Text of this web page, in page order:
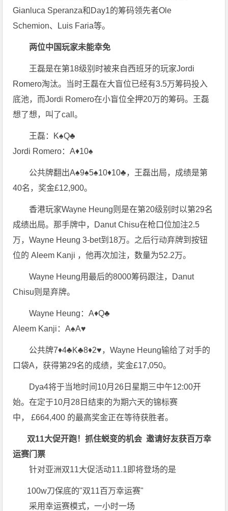
Gianluca Speranza和Day1的筹码领先者Ole
Schemion、Luis Faria等。
两位中国玩家未能幸免
王磊是在第18级别时被来自西班牙的玩家Jordi
Romero淘汰。当时王磊在大盲位已经有3.5万筹码投入
底池，而Jordi Romero在小盲位全押20万的筹码。王磊
想了想，叫了call。
王磊：K♠Q♣
Jordi Romero：A♦10♠
公共牌翻出A♠9♠5♠10♦10♣，王磊出局，成绩是第
40名，奖金£12,900。
香港玩家Wayne Heung则是在第20级别时以第29名
成绩出局。那手牌中，Danut Chisu在枪口位加注2.5
万，Wayne Heung 3-bet到18万。之后行动弃牌到按钮
位的 Aleem Kanji ，他再次加注，数量为52.2万。
Wayne Heung用最后的8000筹码跟注，Danut
Chisu则是弃牌。
Wayne Heung：A♦Q♣
Aleem Kanji：A♠A♥
公共牌7♦4♣K♣8♦2♥，Wayne Heung输给了对手的
口袋A，获得第29名的成绩，奖金£17,050。
Dya4将于当地时间10月26日星期三中午12:00开
始。在定于10月28日结束的为期六天的锦标赛
中， £664,400 的最高奖金正在等待获胜者。
双11大促开跑！抓住蜕变的机会 邀请好友获百万幸
运赛门票
针对亚洲双11大促活动11.1即将登场的是
100w刀保底的"双11百万幸运赛"
采用幸运赛模式，一小时一场